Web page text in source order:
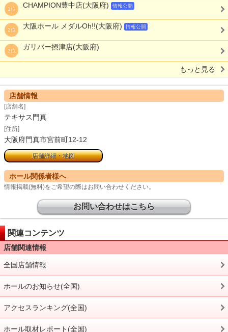
1位 CHAMPION豊中店(大阪府) 情報公開
2位 大阪ホール メダルOh!!(大阪府) 情報公開
3位 ガリバー摂津店(大阪府)
もっと見る
店舗情報
[店舗名]
テキサス門真
[住所]
大阪府門真市宮前町12-12
店舗詳細・地図
ホール関係者様へ
情報掲載(無料)をご希望の際はお問い合わせください。
お問い合わせはこちら
関連コンテンツ
店舗関連情報
全国店舗情報
ホールのお知らせ(全国)
アクセスランキング(全国)
ホール取材レポート(全国)